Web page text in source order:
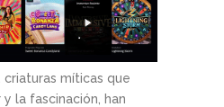
criaturas míticas que
la fascinación, han